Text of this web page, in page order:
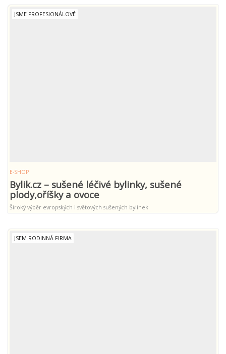
JSME PROFESIONÁLOVÉ
E-SHOP
Bylik.cz – sušené léčivé bylinky, sušené
plody,oříšky a ovoce
Široký výběr evropských i světových sušených bylinek
JSEM RODINNÁ FIRMA